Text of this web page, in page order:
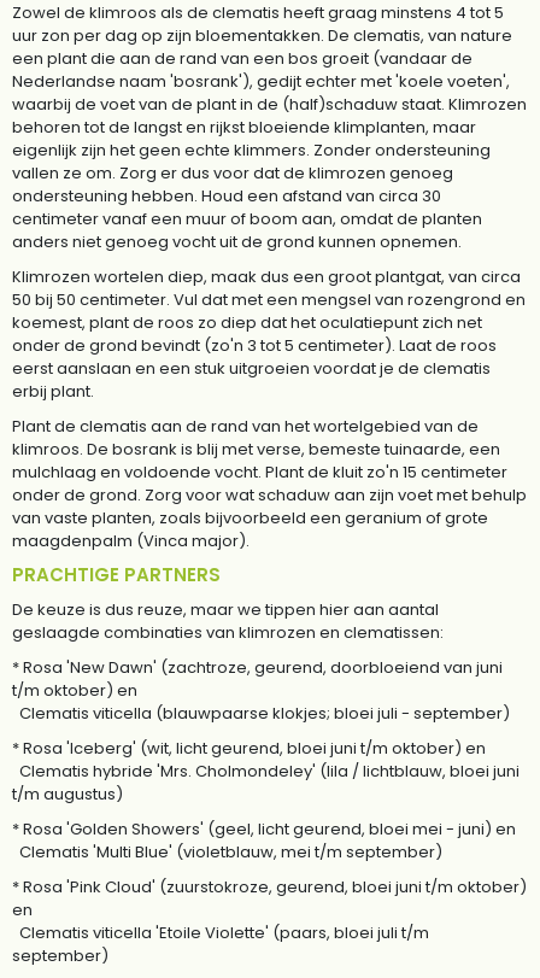
Zowel de klimroos als de clematis heeft graag minstens 4 tot 5
uur zon per dag op zijn bloementakken. De clematis, van nature
een plant die aan de rand van een bos groeit (vandaar de
Nederlandse naam 'bosrank'), gedijt echter met 'koele voeten',
waarbij de voet van de plant in de (half)schaduw staat. Klimrozen
behoren tot de langst en rijkst bloeiende klimplanten, maar
eigenlijk zijn het geen echte klimmers. Zonder ondersteuning
vallen ze om. Zorg er dus voor dat de klimrozen genoeg
ondersteuning hebben. Houd een afstand van circa 30
centimeter vanaf een muur of boom aan, omdat de planten
anders niet genoeg vocht uit de grond kunnen opnemen.
Klimrozen wortelen diep, maak dus een groot plantgat, van circa
50 bij 50 centimeter. Vul dat met een mengsel van rozengrond en
koemest, plant de roos zo diep dat het oculatiepunt zich net
onder de grond bevindt (zo'n 3 tot 5 centimeter). Laat de roos
eerst aanslaan en een stuk uitgroeien voordat je de clematis
erbij plant.
Plant de clematis aan de rand van het wortelgebied van de
klimroos. De bosrank is blij met verse, bemeste tuinaarde, een
mulchlaag en voldoende vocht. Plant de kluit zo'n 15 centimeter
onder de grond. Zorg voor wat schaduw aan zijn voet met behulp
van vaste planten, zoals bijvoorbeeld een geranium of grote
maagdenpalm (Vinca major).
PRACHTIGE PARTNERS
De keuze is dus reuze, maar we tippen hier aan aantal
geslaagde combinaties van klimrozen en clematissen:
* Rosa 'New Dawn' (zachtroze, geurend, doorbloeiend van juni
t/m oktober) en
Clematis viticella (blauwpaarse klokjes; bloei juli - september)
* Rosa 'Iceberg' (wit, licht geurend, bloei juni t/m oktober) en
Clematis hybride 'Mrs. Cholmondeley' (lila / lichtblauw, bloei juni
t/m augustus)
* Rosa 'Golden Showers' (geel, licht geurend, bloei mei - juni) en
Clematis 'Multi Blue' (violetblauw, mei t/m september)
* Rosa 'Pink Cloud' (zuurstokroze, geurend, bloei juni t/m oktober)
en
Clematis viticella 'Etoile Violette' (paars, bloei juli t/m
september)